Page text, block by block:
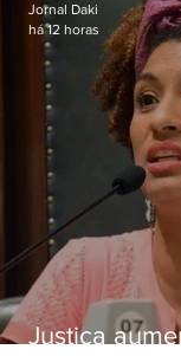
Justiça
Jornal Daki
há 12 horas